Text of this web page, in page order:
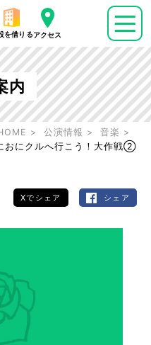
を借りるアクセス
内
公演情報
音楽
おにクルへ行こう！大作戦②
Xでシェア シェア